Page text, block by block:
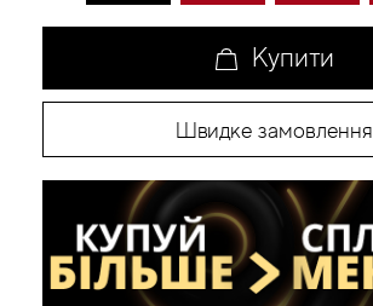
Купити
Швидке замовлення